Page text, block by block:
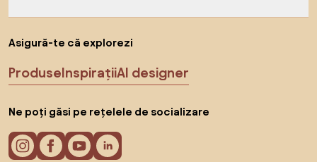
Asigură-te că explorezi
ProduseInspirațiiAI designer
Ne poți găsi pe rețelele de socializare